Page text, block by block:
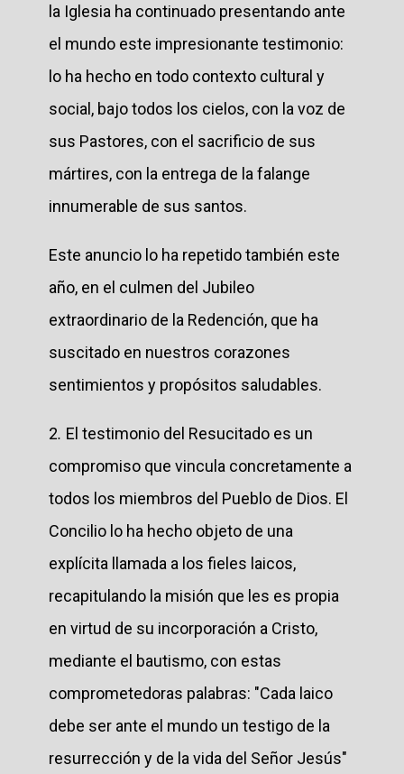
la Iglesia ha continuado presentando ante
el mundo este impresionante testimonio:
lo ha hecho en todo contexto cultural y
social, bajo todos los cielos, con la voz de
sus Pastores, con el sacrificio de sus
mártires, con la entrega de la falange
innumerable de sus santos.
Este anuncio lo ha repetido también este
año, en el culmen del Jubileo
extraordinario de la Redención, que ha
suscitado en nuestros corazones
sentimientos y propósitos saludables.
2. El testimonio del Resucitado es un
compromiso que vincula concretamente a
todos los miembros del Pueblo de Dios. El
Concilio lo ha hecho objeto de una
explícita llamada a los fieles laicos,
recapitulando la misión que les es propia
en virtud de su incorporación a Cristo,
mediante el bautismo, con estas
comprometedoras palabras: "Cada laico
debe ser ante el mundo un testigo de la
resurrección y de la vida del Señor Jesús"